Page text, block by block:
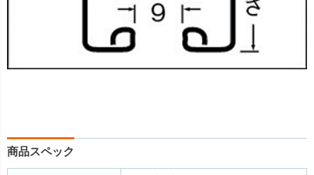
商品スペック